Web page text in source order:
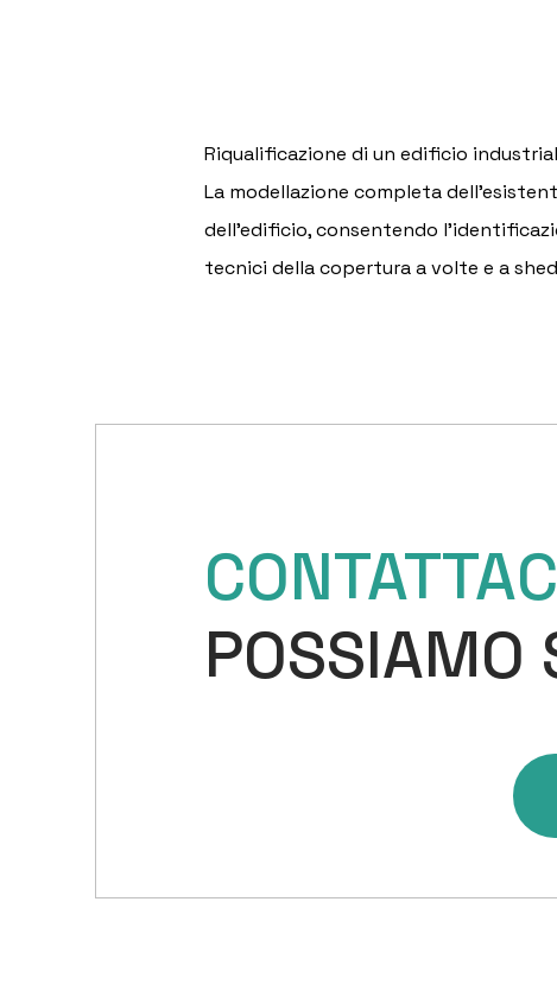
Riqualificazione di un edificio
La modellazione completa
dell'edificio, consentendo
tecnici della copertura a volte e a
POSSIAMO